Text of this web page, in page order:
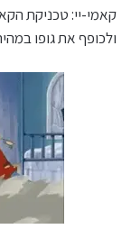
קאמי-יי: טכניקת
ולכופף את גופו